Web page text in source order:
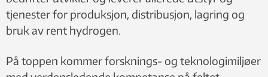
tjenester for produksjon, distribusjon, lagring og
bruk av rent hydrogen.
På toppen kommer forsknings- og teknologimiljøer